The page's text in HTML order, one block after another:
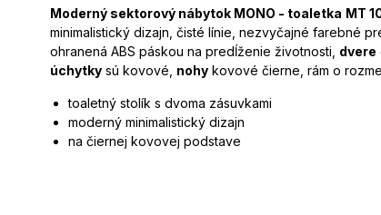
Moderný sektorový nábytok MONO - toaletka MT
minimalistický dizajn, čisté línie, nezvyčajné farebné
ohranená ABS páskou na predĺženie životnosti, dvere
úchytky sú kovové, nohy kovové čierne, rám o
toaletný stolík s dvoma zásuvkami
moderný minimalistický dizajn
na čiernej kovovej podstave